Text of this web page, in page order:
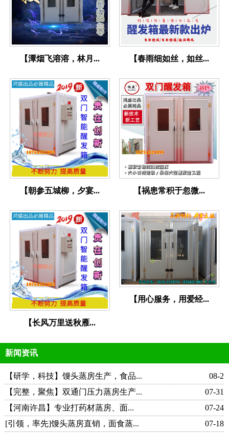
【潭烟飞溶溶，林月... 【春雨细如丝，如丝...
【朝参五城柳，夕宴... 【祸患常积于忽微...
【长风万里送秋雁...
【用心服务，用爱经...
新闻资讯
08-2
【研学，科技】馒头蒸房生产，食品...
07-31
【完整，聚焦】双通门压力蒸房生产...
07-24
【河南许昌】专业打药材蒸房、面...
07-18
[引领，率先]馒头蒸房直销，面食蒸...